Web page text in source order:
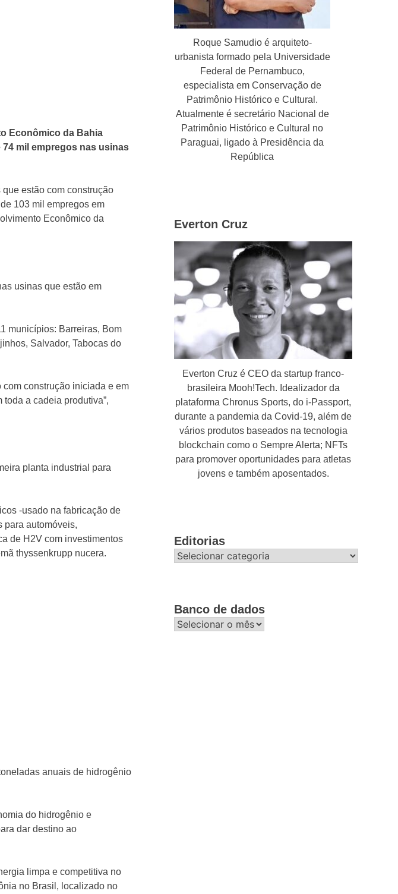
Econômico da Bahia
mil empregos nas usinas
estão com construção
103 mil empregos em
Econômico da
usinas que estão em
municípios: Barreiras, Bom
Salvador, Tabocas do
construção iniciada e em
a cadeia produtiva”,
planta industrial para
-usado na fabricação de
para automóveis,
de H2V com investimentos
thyssenkrupp nucera.
anuais de hidrogênio
do hidrogênio e
dar destino ao
limpa e competitiva no
no Brasil, localizado no
Roque Samudio é arquiteto-
urbanista formado pela Universidade
Federal de Pernambuco,
especialista em Conservação de
Patrimônio Histórico e Cultural.
Atualmente é secretário Nacional de
Patrimônio Histórico e Cultural no
Paraguai, ligado à Presidência da
República
Everton Cruz
Everton Cruz é CEO da startup franco-
brasileira Mooh!Tech. Idealizador da
plataforma Chronus Sports, do i-Passport,
durante a pandemia da Covid-19, além de
vários produtos baseados na tecnologia
blockchain como o Sempre Alerta; NFTs
para promover oportunidades para atletas
jovens e também aposentados.
Editorias
Editorias
Banco de dados
Banco